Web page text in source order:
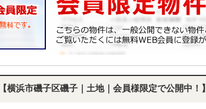
【横浜市磯子区磯子｜土地｜会員様限定で公開中！】